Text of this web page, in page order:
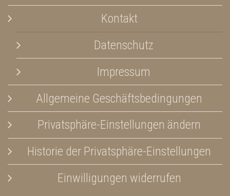
Kontakt
Datenschutz
Impressum
Allgemeine Geschäftsbedingungen
Privatsphäre-Einstellungen ändern
Historie der Privatsphäre-Einstellungen
Einwilligungen widerrufen